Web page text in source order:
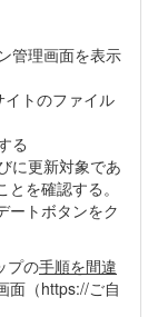
管理画面を表示
トのファイル
る
に更新対象であ
を確認する。
ートボタンをク
プの手順を間違
面（https://ご自